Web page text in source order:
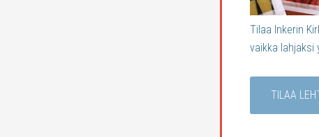
Tilaa Inkerin
vaikka lahjaksi
TILAA